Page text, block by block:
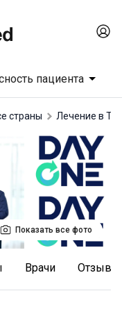
пациента
страны лечение в
Показать все фото
Врачи отзывы